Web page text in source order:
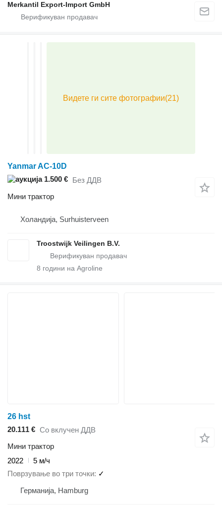
Merkantil Export-Import GmbH
Yanmar AC-10D
1.500 € Без ДДВ
Мини трактор
Холандија, Surhuisterveen
Troostwijk Veilingen B.V.
8 години на Agroline
26 hst
20.111 € Со вклучен ДДВ
Мини трактор
2022
5 м/ч
Поврзување во три точки ✓
Германија, Hamburg